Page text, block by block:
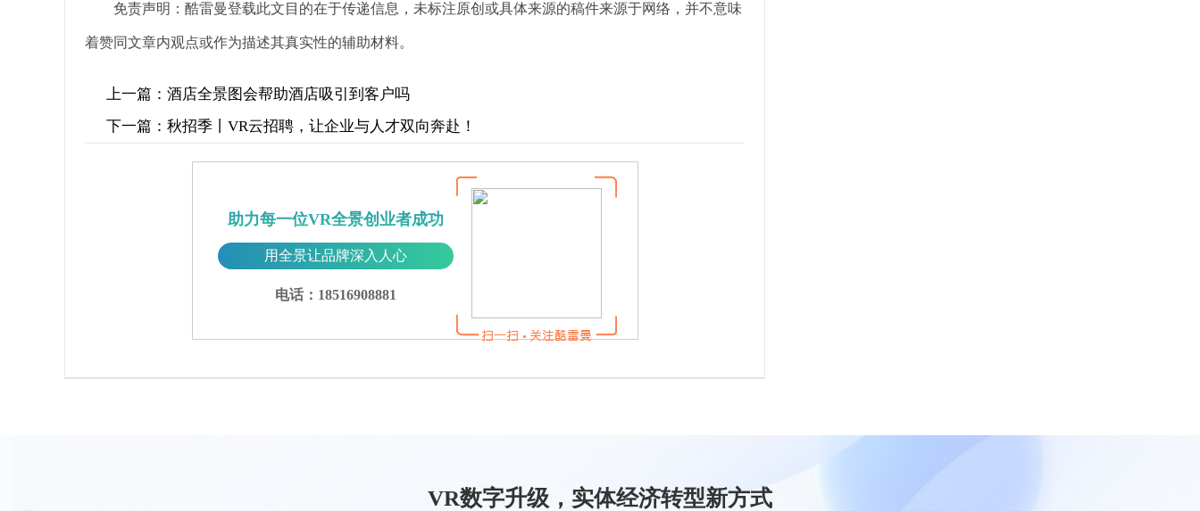
免责声明：酷雷曼登载此文目的在于传递信息，未标注原创或具体来源的稿件来源于网络，并不意味
着赞同文章内观点或作为描述其真实性的辅助材料。
上一篇： 酒店全景图会帮助酒店吸引到客户吗
下一篇： 秋招季丨VR云招聘，让企业与人才双向奔赴！
助力每一位VR全景创业者成功
用全景让品牌深入人心
电话：18516908881
VR数字升级，实体经济转型新方式